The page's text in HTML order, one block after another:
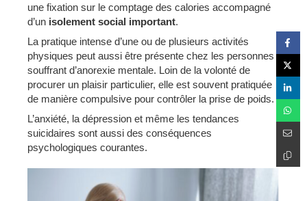
une fixation sur le comptage des calories accompagné
d’un isolement social important.
La pratique intense d’une ou de plusieurs activités
physiques peut aussi être présente chez les personnes
souffrant d’anorexie mentale. Loin de la volonté de
procurer un plaisir particulier, elle est souvent pratiquée
de manière compulsive pour contrôler la prise de poids.
L’anxiété, la dépression et même les tendances
suicidaires sont aussi des conséquences
psychologiques courantes.